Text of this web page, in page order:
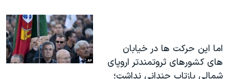
اما این حرکت ها در خیابان
های کشورهای ثروتمندتر اروپای